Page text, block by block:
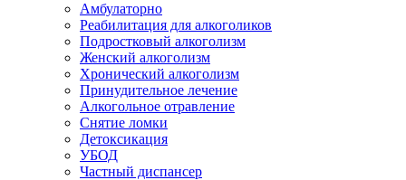
Амбулаторно
Реабилитация для алкоголиков
Подростковый алкоголизм
Женский алкоголизм
Хронический алкоголизм
Принудительное лечение
Алкогольное отравление
Снятие ломки
Детоксикация
УБОД
Частный диспансер